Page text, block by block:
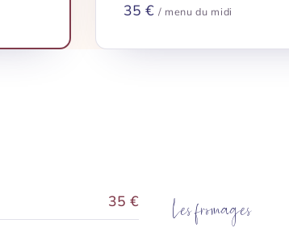
35 € / menu du midi
35 € Les fromages